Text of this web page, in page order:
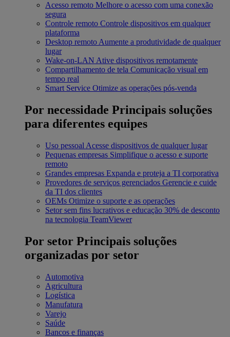
Acesso remoto Melhore o acesso com uma conexão
segura
Controle remoto Controle dispositivos em qualquer
plataforma
Desktop remoto Aumente a produtividade de qualquer
lugar
Wake-on-LAN Ative dispositivos remotamente
Compartilhamento de tela Comunicação visual em
tempo real
Smart Service Otimize as operações pós-venda
Por necessidade Principais soluções
para diferentes equipes
Uso pessoal Acesse dispositivos de qualquer lugar
Pequenas empresas Simplifique o acesso e suporte
remoto
Grandes empresas Expanda e proteja a TI corporativa
Provedores de serviços gerenciados Gerencie e cuide
da TI dos clientes
OEMs Otimize o suporte e as operações
Setor sem fins lucrativos e educação 30% de desconto
na tecnologia TeamViewer
Por setor Principais soluções
organizadas por setor
Automotiva
Agricultura
Logística
Manufatura
Varejo
Saúde
Bancos e finanças